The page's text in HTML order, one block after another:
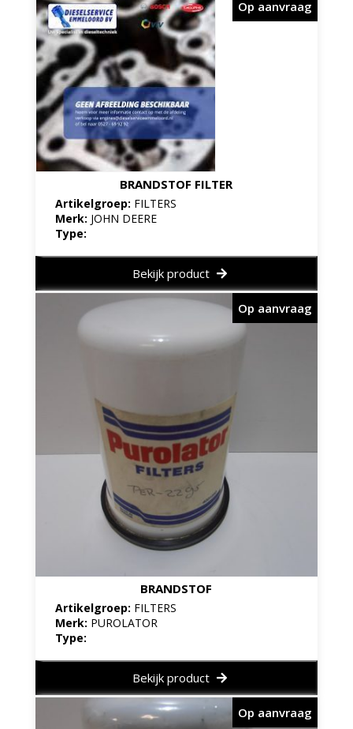
BRANDSTOF FILTER
Artikelgroep: FILTERS
Merk: JOHN DEERE
Type:
Op aanvraag
Bekijk product
BRANDSTOF
Artikelgroep: FILTERS
Merk: PUROLATOR
Type:
Op aanvraag
Bekijk product
Op aanvraag